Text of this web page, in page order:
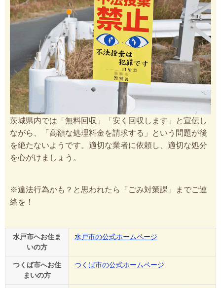
茨城県内では「無料回収」「安く回収します」と宣伝し
ながら、「高額な処理料金を請求する」という問題が後
を絶たないようです。適切な業者に依頼し、適切な処分
を心がけましょう。
※違法行為かも？と思われたら「ごみ対策課」までご連
絡を！
水戸市へお住ま
いの方
水戸市の公式ホームページ
つくば市へお住
まいの方
つくば市の公式ホームページ